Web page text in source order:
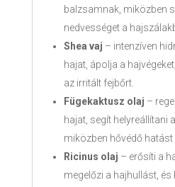
balzsamnak, miközben
nedvességet a
Shea vaj – intenzíven
hajat, ápolja a
az irritált fejbőrt.
Fügekaktusz olaj –
hajat, segít helyreállítani
miközben hővédő hatást
Ricinus olaj – erősíti a
megelőzi a hajhullást, és